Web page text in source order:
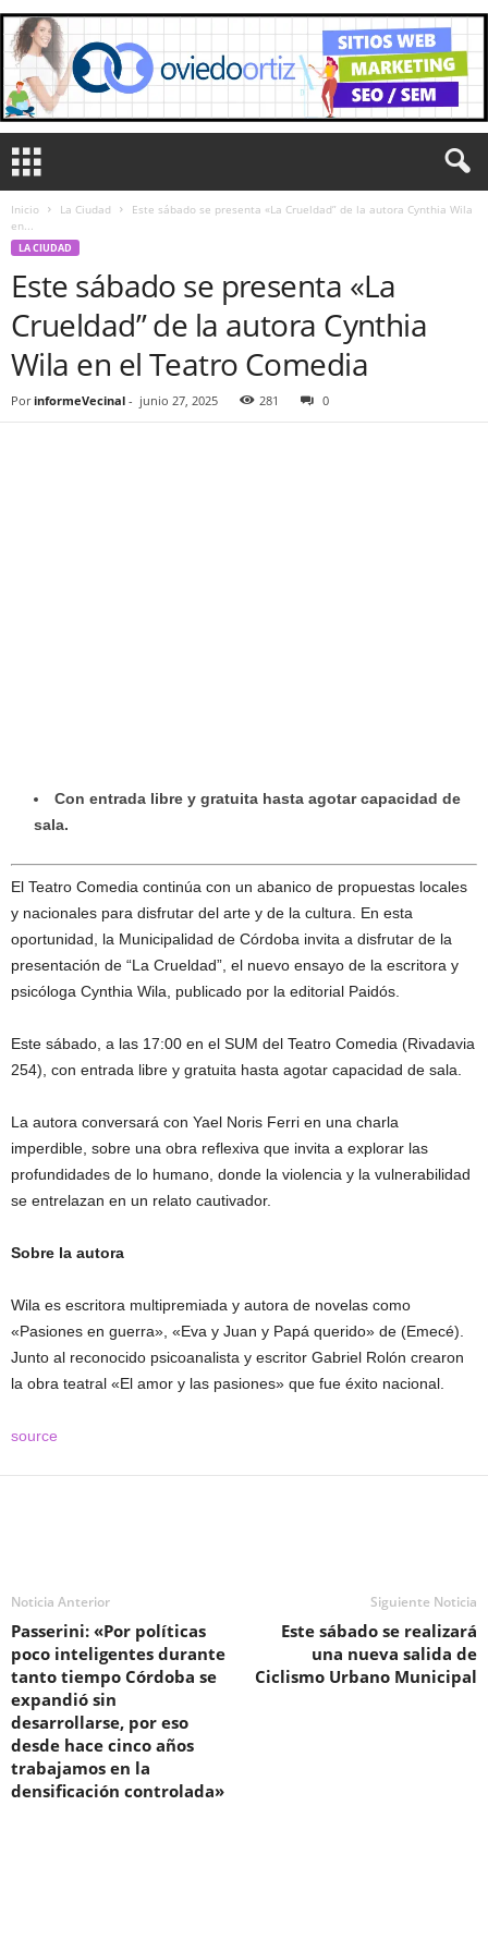
Inicio La Ciudad
Este sábado se presenta «La Crueldad” de la autora Cynthia Wila
en...
LA CIUDAD
Este sábado se presenta «La
Crueldad” de la autora Cynthia
Wila en el Teatro Comedia
Por informeVecinal - junio 27, 2025 281 0
Con entrada libre y gratuita hasta agotar capacidad de
sala.
El Teatro Comedia continúa con un abanico de propuestas locales
y nacionales para disfrutar del arte y de la cultura. En esta
oportunidad, la Municipalidad de Córdoba invita a disfrutar de la
presentación de “La Crueldad”, el nuevo ensayo de la escritora y
psicóloga Cynthia Wila, publicado por la editorial Paidós.
Este sábado, a las 17:00 en el SUM del Teatro Comedia (Rivadavia
254), con entrada libre y gratuita hasta agotar capacidad de sala.
La autora conversará con Yael Noris Ferri en una charla
imperdible, sobre una obra reflexiva que invita a explorar las
profundidades de lo humano, donde la violencia y la vulnerabilidad
se entrelazan en un relato cautivador.
Sobre la autora
Wila es escritora multipremiada y autora de novelas como
«Pasiones en guerra», «Eva y Juan y Papá querido» de (Emecé).
Junto al reconocido psicoanalista y escritor Gabriel Rolón crearon
la obra teatral «El amor y las pasiones» que fue éxito nacional.
source
Noticia Anterior
Passerini: «Por políticas
poco inteligentes durante
tanto tiempo Córdoba se
expandió sin
desarrollarse, por eso
desde hace cinco años
trabajamos en la
densificación controlada»
Siguiente Noticia
Este sábado se realizará
una nueva salida de
Ciclismo Urbano Municipal